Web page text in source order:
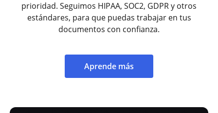
prioridad. Seguimos HIPAA, SOC2, GDPR y otros
estándares, para que puedas trabajar en tus
documentos con confianza.
Aprende más